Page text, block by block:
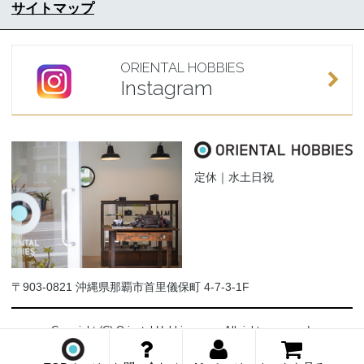
サイトマップ
ORIENTAL HOBBIES
Instagram
定休｜水土日祝
〒903-0821 沖縄県那覇市首里儀保町 4-7-3-1F
Copyright (C) Oriental-Hobbies.com. All rights reserved.